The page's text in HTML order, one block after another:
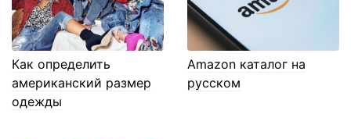
Как определить
американский размер
одежды
Amazon каталог на
русском